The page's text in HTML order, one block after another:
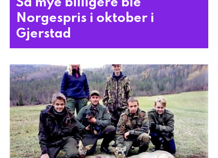
Så mye billigere ble
Norgespris i oktober i
Gjerstad